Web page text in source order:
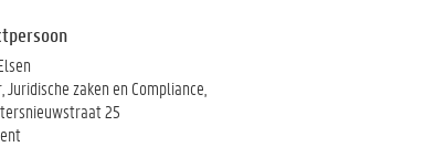
Juridische zaken en Compliance,
25